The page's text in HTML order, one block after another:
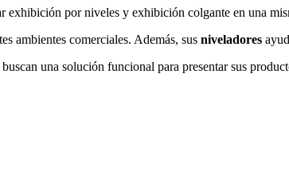
exhibición por niveles y exhibición colgante en una
ambientes comerciales. Además, sus niveladores
una solución funcional para presentar sus